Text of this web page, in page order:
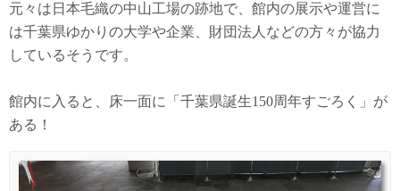
元々は日本毛織の中山工場の跡地で、館内の展示や運営に
は千葉県ゆかりの大学や企業、財団法人などの方々が協力
しているそうです。
館内に入ると、床一面に「千葉県誕生150周年すごろく」が
ある！